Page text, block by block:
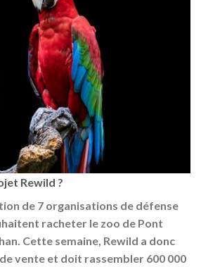
Rewild ?
de 7 organisations de défense
racheter le zoo de Pont
Cette semaine, Rewild a donc
vente et doit rassembler 600 000